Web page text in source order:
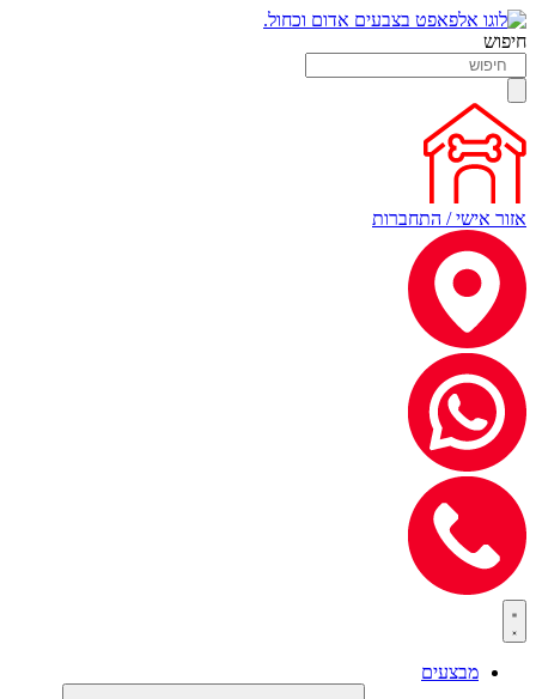
חיפוש
אזור אישי / התחברות
מבצעים